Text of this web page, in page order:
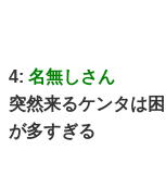
4: 名無しさん
突然来るケンタは
が多すぎる